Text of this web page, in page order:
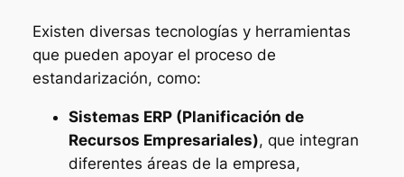
Existen diversas tecnologías y herramientas
que pueden apoyar el proceso de
estandarización, como:
Sistemas ERP (Planificación de
Recursos Empresariales), que integran
diferentes áreas de la empresa,